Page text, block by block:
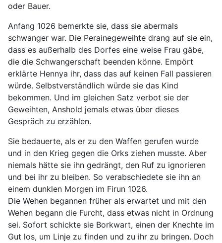
oder Bauer.
Anfang 1026 bemerkte sie, dass sie abermals
schwanger war. Die Perainegeweihte drang auf sie ein,
dass es außerhalb des Dorfes eine weise Frau gäbe,
die die Schwangerschaft beenden könne. Empört
erklärte Hennya ihr, dass das auf keinen Fall passieren
würde. Selbstverständlich würde sie das Kind
bekommen. Und im gleichen Satz verbot sie der
Geweihten, Anshold jemals etwas über dieses
Gespräch zu erzählen.
Sie bedauerte, als er zu den Waffen gerufen wurde
und in den Krieg gegen die Orks ziehen musste. Aber
niemals hätte sie ihn gedrängt, den Ruf zu ignorieren
und bei ihr zu bleiben. So verabschiedete sie ihn an
einem dunklen Morgen im Firun 1026.
Die Wehen begannen früher als erwartet und mit den
Wehen begann die Furcht, dass etwas nicht in Ordnung
sei. Sofort schickte sie Borkwart, einen der Knechte im
Gut los, um Linje zu finden und zu ihr zu bringen. Doch